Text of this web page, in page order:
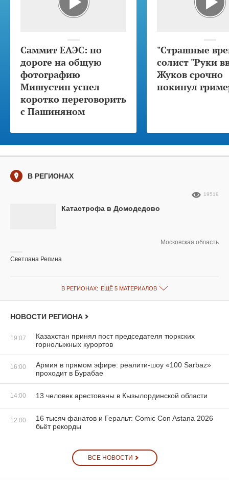
Саммит ЕАЭС: по
дороге на общую
фотографию
Мишустин успел
коротко переговорить
с Пашиняном
"Страшные
солист "Руки
Жуков срочно
покинул
В РЕГИОНАХ
Катастрофа в Домодедово
19519
Московская область
Светлана Репина
В РЕГИОНАХ: ЕЩЁ 5 МАТЕРИАЛОВ
НОВОСТИ РЕГИОНА
19:07
Казахстан принял пост председателя тюркских
горнолыжных курортов
16:00
Армия в прямом эфире: реалити-шоу «100 Sarbaz»
проходит в Бурабае
14:00 13 человек арестованы в Кызылординской области
12:00
16 тысяч фанатов и Геральт: Comic Con Astana 2026
бьёт рекорды
ВСЕ НОВОСТИ